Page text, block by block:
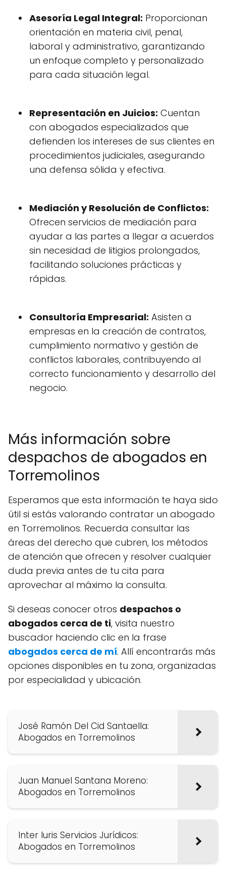
Asesoría Legal Integral: Proporcionan
orientación en materia civil, penal,
laboral y administrativo, garantizando
un enfoque completo y personalizado
para cada situación legal.
Representación en Juicios: Cuentan
con abogados especializados que
defienden los intereses de sus clientes en
procedimientos judiciales, asegurando
una defensa sólida y efectiva.
Mediación y Resolución de Conflictos:
Ofrecen servicios de mediación para
ayudar a las partes a llegar a acuerdos
sin necesidad de litigios prolongados,
facilitando soluciones prácticas y
rápidas.
Consultoría Empresarial: Asisten a
empresas en la creación de contratos,
cumplimiento normativo y gestión de
conflictos laborales, contribuyendo al
correcto funcionamiento y desarrollo del
negocio.
Más información sobre
despachos de abogados en
Torremolinos
Esperamos que esta información te haya sido
útil si estás valorando contratar un abogado
en Torremolinos. Recuerda consultar las
áreas del derecho que cubren, los métodos
de atención que ofrecen y resolver cualquier
duda previa antes de tu cita para
aprovechar al máximo la consulta.
Si deseas conocer otros despachos o
abogados cerca de ti, visita nuestro
buscador haciendo clic en la frase
abogados cerca de mí. Allí encontrarás más
opciones disponibles en tu zona, organizadas
por especialidad y ubicación.
José Ramón Del Cid Santaella:
Abogados en Torremolinos
Juan Manuel Santana Moreno:
Abogados en Torremolinos
Inter Iuris Servicios Jurídicos:
Abogados en Torremolinos